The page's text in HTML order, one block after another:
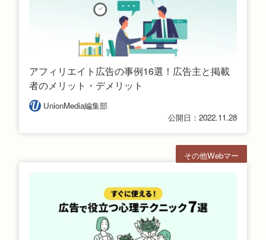
アフィリエイト広告の事例16選！広告主と掲載
者のメリット・デメリット
UnionMedia編集部
公開日：2022.11.28
その他Webマー